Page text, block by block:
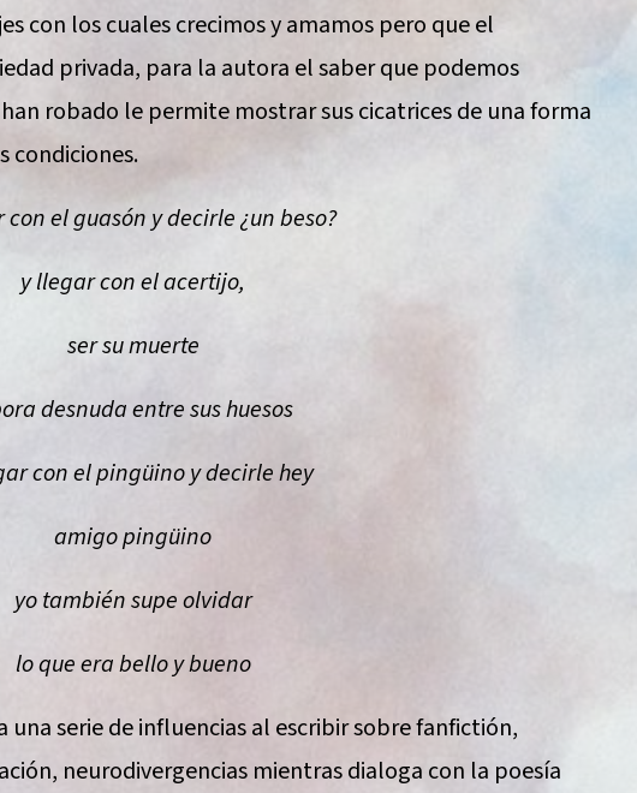
con los cuales crecimos y amamos pero que el
privada, para la autora el saber que podemos
robado le permite mostrar sus cicatrices de una forma
condiciones.
el guasón y decirle ¿un beso?
y llegar con el acertijo,
ser su muerte
desnuda entre sus huesos
con el pingüino y decirle hey
amigo pingüino
yo también supe olvidar
lo que era bello y bueno
una serie de influencias al escribir sobre fanfictión,
neurodivergencias mientras dialoga con la poesía